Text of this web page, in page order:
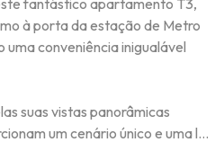
fantástico apartamento T3,
à porta da estação de Metro
conveniência inigualável
suas vistas panorâmicas
um cenário único e uma l...